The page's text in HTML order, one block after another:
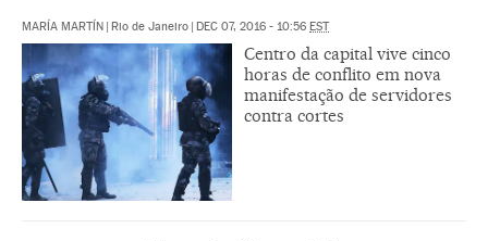
MARÍA MARTÍN | Rio de Janeiro | DEC 07, 2016 - 10:56 EST
Centro da capital vive cinco
horas de conflito em nova
manifestação de servidores
contra cortes